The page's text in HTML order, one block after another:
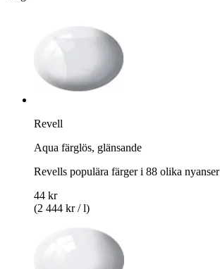
Revell
Aqua färglös, glänsande
Revells populära färger i 88 olika nyanser
44 kr
(2 444 kr / l)